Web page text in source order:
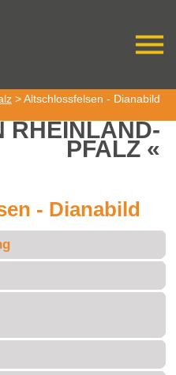
> Altschlossfelsen - Dianabild
RHEINLAND-
PFALZ
- Dianabild